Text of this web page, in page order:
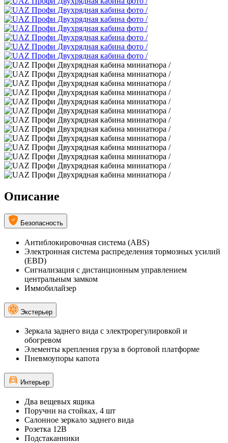
Описание
Безопасность
Антиблокировочная система (ABS)
Электронная система распределения тормозных усилий
(EBD)
Сигнализация с дистанционным управлением
центральным замком
Иммобилайзер
Экстерьер
Зеркала заднего вида с электрорегулировкой и
обогревом
Элементы крепления груза в бортовой платформе
Пневмоупоры капота
Интерьер
Два вещевых ящика
Поручни на стойках, 4 шт
Салонное зеркало заднего вида
Розетка 12В
Подстаканники